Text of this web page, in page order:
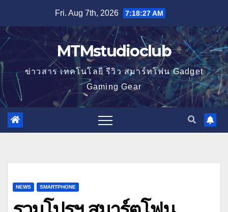
content
Fri. Aug 7th, 2026 7:18:27 AM
MTMstudioclub
ข่าวสาร เทคโนโลยี รีวิว สมาร์ทโฟน Gadget
Gaming Gear
NEWS SMARTPHONE